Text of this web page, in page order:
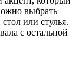
выбрать
или стулья.
с остальной